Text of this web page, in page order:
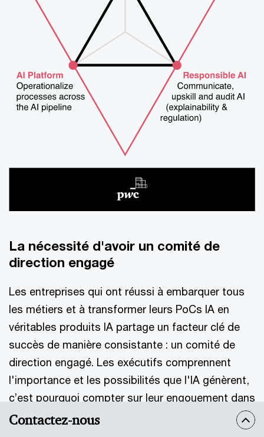
La nécessité d'avoir un comité de
direction engagé
Les entreprises qui ont réussi à embarquer tous
les métiers et à transformer leurs PoCs IA en
véritables produits IA partage un facteur clé de
succès de manière consistante : un comité de
direction engagé. Les exécutifs comprennent
l'importance et les possibilités que l'IA génèrent,
c’est pourquoi compter sur leur engouement dans
la transformation IA est dans les faits simple à
atteindre. En effet, ils ont conscience des gains
Contactez-nous